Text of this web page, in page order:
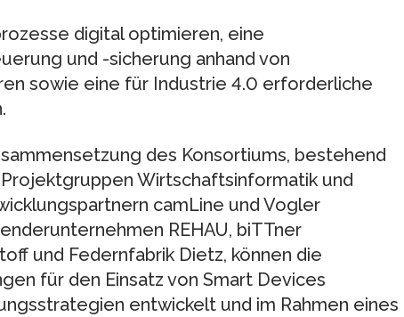
digital optimieren, eine
und -sicherung anhand von
sowie eine für Industrie 4.0 erforderliche
des Konsortiums, bestehend
Wirtschaftsinformatik und
camLine und Vogler
REHAU, biTTner
und Federnfabrik Dietz, können die
für den Einsatz von Smart Devices
entwickelt und im Rahmen eines